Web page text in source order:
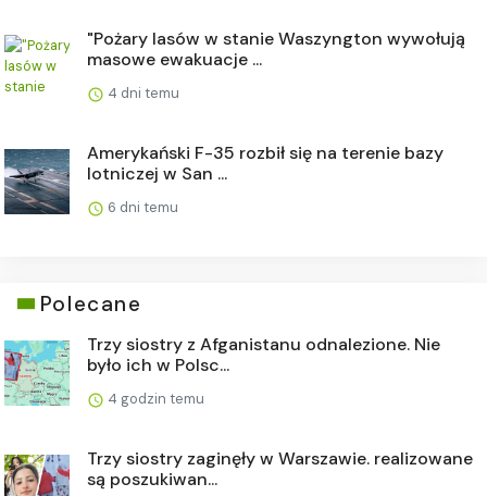
"Pożary lasów w stanie Waszyngton wywołują
masowe ewakuacje ...
4 dni temu
Amerykański F-35 rozbił się na terenie bazy
lotniczej w San ...
6 dni temu
Polecane
Trzy siostry z Afganistanu odnalezione. Nie
było ich w Polsc...
4 godzin temu
Trzy siostry zaginęły w Warszawie. realizowane
są poszukiwan...